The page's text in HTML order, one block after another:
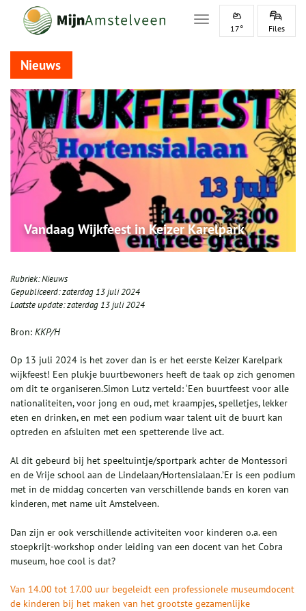
Toggle navigation
17° Files
Nieuws
Vandaag Wijkfeest in Keizer Karelpark
Rubriek:Nieuws
Gepubliceerd:zaterdag 13 juli 2024
Laatste update:zaterdag 13 juli 2024
Bron: KKP/H
Op 13 juli 2024 is het zover dan is er het eerste Keizer Karelpark
wijkfeest! Een plukje buurtbewoners heeft de taak op zich genomen
om dit te organiseren.Simon Lutz verteld: ‘Een buurtfeest voor alle
nationaliteiten, voor jong en oud, met kraampjes, spelletjes, lekker
eten en drinken, en met een podium waar talent uit de buurt kan
optreden en afsluiten met een spetterende live act.
Al dit gebeurd bij het speeltuintje/sportpark achter de Montessori
en de Vrije school aan de Lindelaan/Hortensialaan.’Er is een podium
met in de middag concerten van verschillende bands en koren van
kinderen, met name uit Amstelveen.
Dan zijn er ook verschillende activiteiten voor kinderen o.a. een
stoepkrijt-workshop onder leiding van een docent van het Cobra
museum, hoe cool is dat?
Van 14.00 tot 17.00 uur begeleidt een professionele museumdocent
de kinderen bij het maken van het grootste gezamenlijke